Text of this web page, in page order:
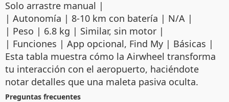
Solo arrastre manual |
| Autonomía | 8-10 km con batería | N/A |
| Peso | 6.8 kg | Similar, sin motor |
| Funciones | App opcional, Find My | Básicas |
Esta tabla muestra cómo la Airwheel transforma
tu interacción con el aeropuerto, haciéndote
notar detalles que una maleta pasiva oculta.
Preguntas frecuentes